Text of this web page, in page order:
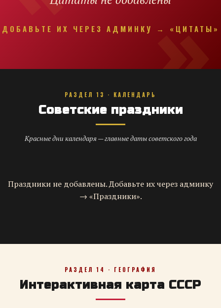
ДОБАВЬТЕ ИХ ЧЕРЕЗ АДМИНКУ → «ЦИТАТЫ»
РАЗДЕЛ 13 · КАЛЕНДАРЬ
Советские праздники
Красные дни календаря — главные даты советского года
Праздники не добавлены. Добавьте их через админку
→ «Праздники».
РАЗДЕЛ 14 · ГЕОГРАФИЯ
Интерактивная карта СССР